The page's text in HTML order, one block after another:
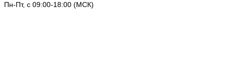
Пн-Пт, с 09:00-18:00 (МСК)